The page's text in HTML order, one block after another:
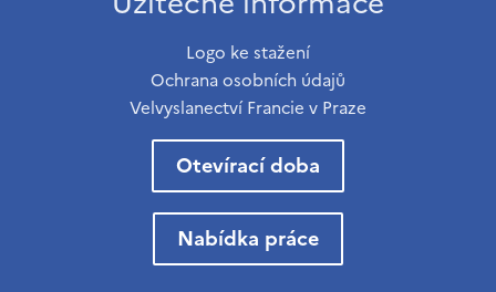
Logo ke stažení
Ochrana osobních údajů
Velvyslanectví Francie v Praze
Otevírací doba
Nabídka práce